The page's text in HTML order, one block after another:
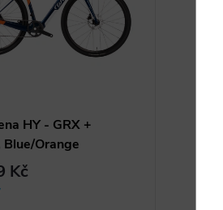
HY - GRX +
Blue/Orange
Kč